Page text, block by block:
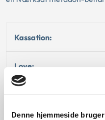
Denne hjemmeside
Kassation:
Love:
Vejledninger: